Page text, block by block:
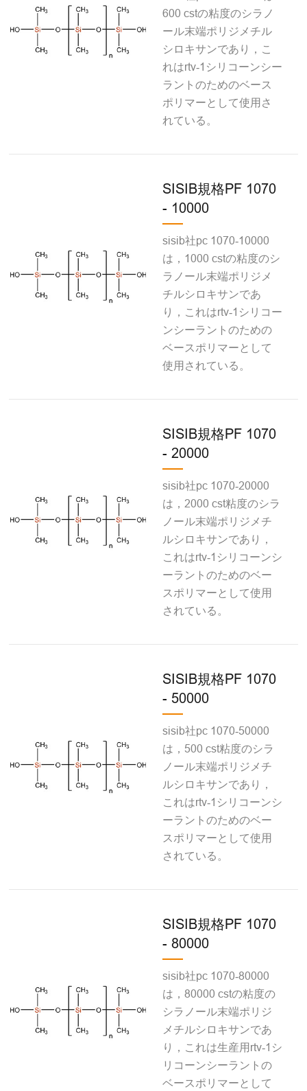
600 cstの粘度のシラノ
ール末端ポリジメチル
シロキサンであり，こ
れはrtv‐1シリコーンシー
ラントのためのベース
ポリマーとして使用さ
れている。
SISIB規格PF 1070
- 10000
sisib社pc 1070‐10000
は，1000 cstの粘度のシ
ラノール末端ポリジメ
チルシロキサンであ
り，これはrtv‐1シリコー
ンシーラントのための
ベースポリマーとして
使用されている。
SISIB規格PF 1070
- 20000
sisib社pc 1070‐20000
は，2000 cst粘度のシラ
ノール末端ポリジメチ
ルシロキサンであり，
これはrtv‐1シリコーンシ
ーラントのためのベー
スポリマーとして使用
されている。
SISIB規格PF 1070
- 50000
sisib社pc 1070‐50000
は，500 cst粘度のシラ
ノール末端ポリジメチ
ルシロキサンであり，
これはrtv‐1シリコーンシ
ーラントのためのベー
スポリマーとして使用
されている。
SISIB規格PF 1070
- 80000
sisib社pc 1070‐80000
は，80000 cstの粘度の
シラノール末端ポリジ
メチルシロキサンであ
り，これは生産用rtv‐1シ
リコーンシーラントの
ベースポリマーとして